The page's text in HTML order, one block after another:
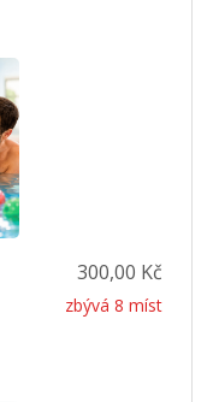
zbývá 8 míst
300,00 Kč